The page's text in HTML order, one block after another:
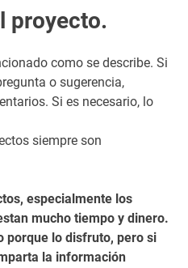
proyecto.
como se describe. Si
o sugerencia,
Si es necesario, lo
siempre son
especialmente los
mucho tiempo y dinero.
porque lo disfruto, pero si
la información